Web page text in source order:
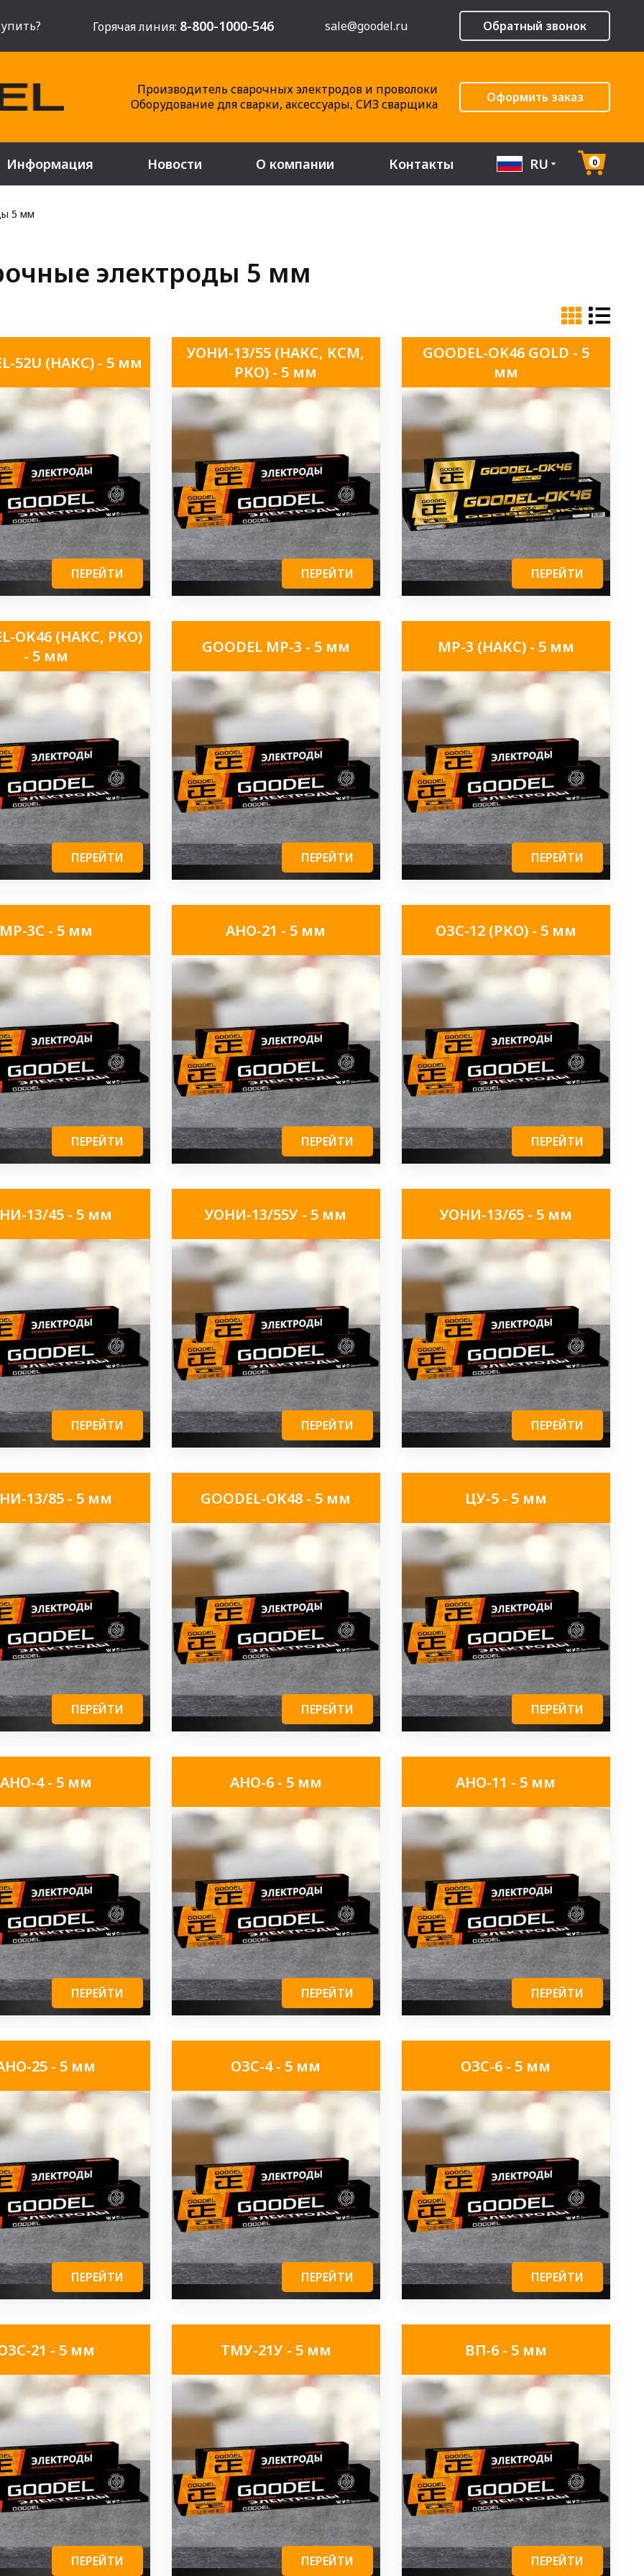
Горячая линия: 8-800-1000-546 sale@goodel.ru Обратный звонок
Производитель сварочных электродов и проволоки
Оборудование для сварки, аксессуары, СИЗ сварщика
Оформить заказ
Информация Новости О компании Контакты RU 0
5 мм
электроды 5 мм
52U (НАКС) - 5 мм
ПЕРЕЙТИ
УОНИ-13/55 (НАКС, КСМ,
РКО) - 5 мм
ПЕРЕЙТИ
GOODEL-OK46 GOLD - 5
мм
ПЕРЕЙТИ
ОК46 (НАКС, РКО)
- 5 мм
ПЕРЕЙТИ
GOODEL МР-3 - 5 мм
ПЕРЕЙТИ
МР-3 (НАКС) - 5 мм
ПЕРЕЙТИ
3С - 5 мм
ПЕРЕЙТИ
АНО-21 - 5 мм
ПЕРЕЙТИ
ОЗС-12 (РКО) - 5 мм
ПЕРЕЙТИ
13/45 - 5 мм
ПЕРЕЙТИ
УОНИ-13/55У - 5 мм
ПЕРЕЙТИ
УОНИ-13/65 - 5 мм
ПЕРЕЙТИ
13/85 - 5 мм
ПЕРЕЙТИ
GOODEL-ОК48 - 5 мм
ПЕРЕЙТИ
ЦУ-5 - 5 мм
ПЕРЕЙТИ
АНО-4 - 5 мм
ПЕРЕЙТИ
АНО-6 - 5 мм
ПЕРЕЙТИ
АНО-11 - 5 мм
ПЕРЕЙТИ
25 - 5 мм
ПЕРЕЙТИ
ОЗС-4 - 5 мм
ПЕРЕЙТИ
ОЗС-6 - 5 мм
ПЕРЕЙТИ
21 - 5 мм
ПЕРЕЙТИ
ТМУ-21У - 5 мм
ПЕРЕЙТИ
ВП-6 - 5 мм
ПЕРЕЙТИ